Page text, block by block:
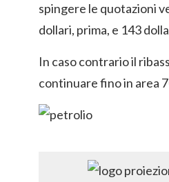
spingere le quotazioni
dollari, prima, e 143
In caso contrario il
continuare fino in area